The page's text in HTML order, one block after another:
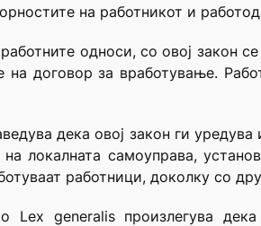
на работникот и
односи, со овој закон
на договор за вработување.
дека овој закон ги
локалната самоуправа,
работници, доколку со
Lex generalis произлегува